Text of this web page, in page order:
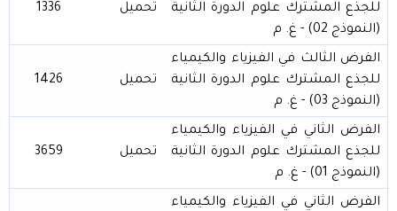
للجذع المشترك علوم الدورة الثانية
(النموذج 02) - غ. م
تحميل 1336
الفرض الثالث في الفيزياء والكيمياء
للجذع المشترك علوم الدورة الثانية
(النموذج 03) - غ. م
تحميل 1426
الفرض الثاني في الفيزياء والكيمياء
للجذع المشترك علوم الدورة الثانية
(النموذج 01) - غ. م
تحميل 3659
الفرض الثاني في الفيزياء والكيمياء